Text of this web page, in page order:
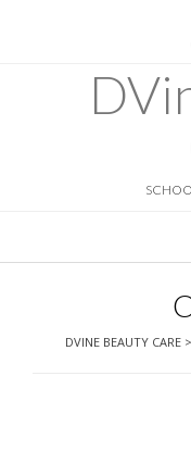
DVINE BEAUTY CARE >